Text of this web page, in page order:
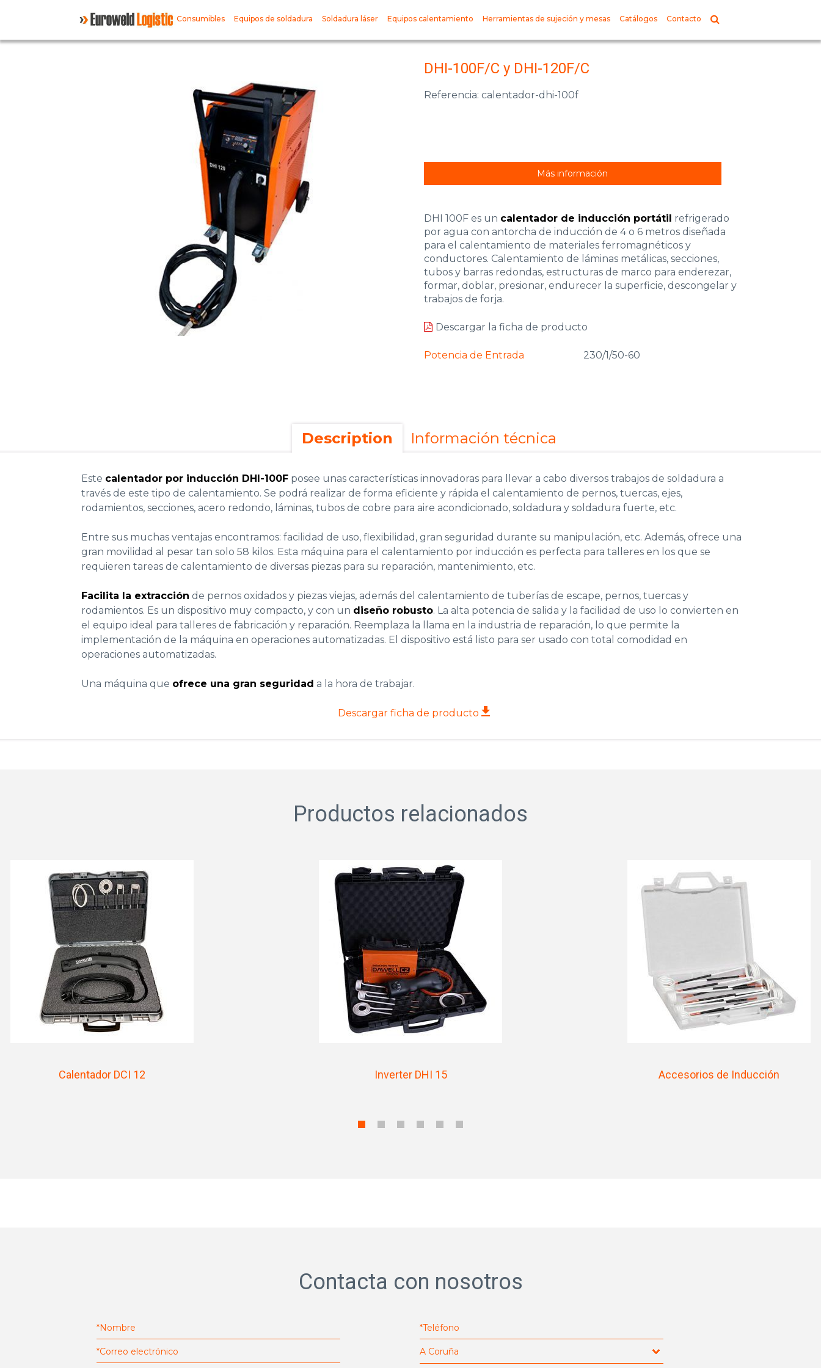
Consumibles Equipos de soldadura Soldadura láser Equipos calentamiento Herramientas de sujeción y mesas Catálogos Contacto
marketing y permitir este contenido
Referencia: calentador-dhi-100f
DHI 100F es un calentador de inducción portátil refrigerado
por agua con antorcha de inducción de 4 o 6 metros diseñada
para el calentamiento de materiales ferromagnéticos y
conductores. Calentamiento de láminas metálicas, secciones,
tubos y barras redondas, estructuras de marco para enderezar,
formar, doblar, presionar, endurecer la superficie, descongelar y
trabajos de forja.
Descargar la ficha de producto
Potencia de Entrada 230/1/50-60
Más información
DHI-100F/C y DHI-120F/C
Description Información técnica
Este calentador por inducción DHI-100F posee unas características innovadoras para llevar a cabo diversos trabajos de soldadura a
través de este tipo de calentamiento. Se podrá realizar de forma eficiente y rápida el calentamiento de pernos, tuercas, ejes,
rodamientos, secciones, acero redondo, láminas, tubos de cobre para aire acondicionado, soldadura y soldadura fuerte, etc.
Entre sus muchas ventajas encontramos: facilidad de uso, flexibilidad, gran seguridad durante su manipulación, etc. Además, ofrece una
gran movilidad al pesar tan solo 58 kilos. Esta máquina para elcalentamiento por inducción es perfecta para talleres en los que se
requieren tareas de calentamiento de diversas piezas para su reparación, mantenimiento, etc.
Facilita la extracción de pernos oxidados y piezas viejas, además del calentamiento de tuberías de escape, pernos, tuercas y
rodamientos. Es un dispositivo muy compacto, y con un diseño robusto. La alta potencia de salida y la facilidad de uso lo convierten en
el equipo ideal para talleres de fabricación y reparación. Reemplaza la llama en la industria de reparación, lo que permite la
implementación de la máquina en operaciones automatizadas. El dispositivo está listo para ser usado con total comodidad en
operaciones automatizadas.
Una máquina que ofrece una gran seguridad a la hora de trabajar.
Descargar ficha de producto
Productos relacionados
Calentador DCI 12 Inverter DHI 15 Accesorios de Inducción
Contacta con nosotros